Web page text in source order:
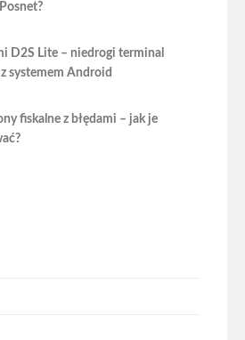
D2S Lite – niedrogi terminal
systemem Android
fiskalne z błędami – jak je